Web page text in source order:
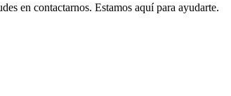
en contactarnos. Estamos aquí para ayudarte.